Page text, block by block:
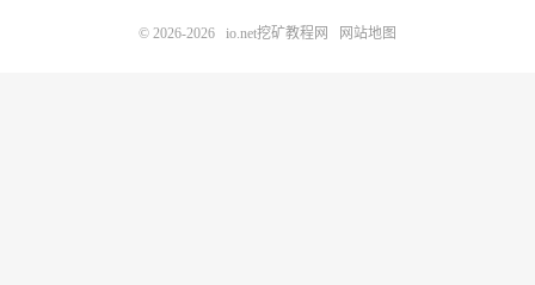
© 2026-2026 io.net挖矿教程网 网站地图